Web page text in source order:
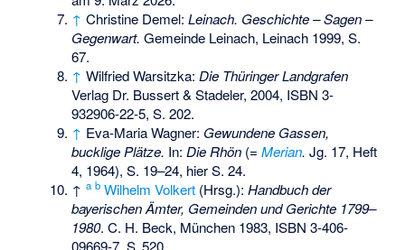
↑ Christine Demel:Leinach. Geschichte – Sagen –
Gegenwart. Gemeinde Leinach, Leinach 1999, S.
67.
↑ Wilfried Warsitzka:Die Thüringer Landgrafen
Verlag Dr. Bussert & Stadeler, 2004, ISBN 3-
932906-22-5, S. 202.
↑ Eva-Maria Wagner: Gewundene Gassen,
bucklige Plätze. In:Die Rhön (=Merian. Jg. 17, Heft
4, 1964), S. 19–24, hier S. 24.
↑a b Wilhelm Volkert (Hrsg.):Handbuch der
bayerischen Ämter, Gemeinden und Gerichte 1799–
1980. C. H. Beck, München 1983, ISBN 3-406-
09669-7,S.520.